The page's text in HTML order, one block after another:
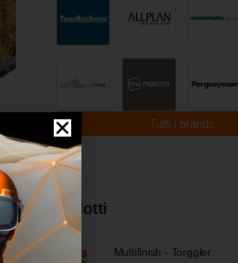
Tutti i brands
Prodotti
Multifinish - Torggler